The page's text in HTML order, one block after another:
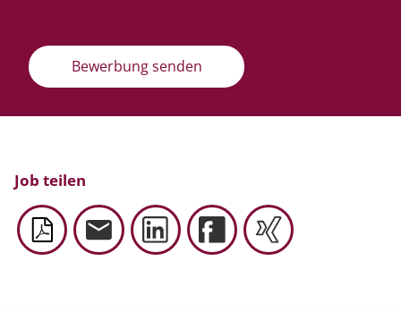
Bewerbung senden
Job teilen